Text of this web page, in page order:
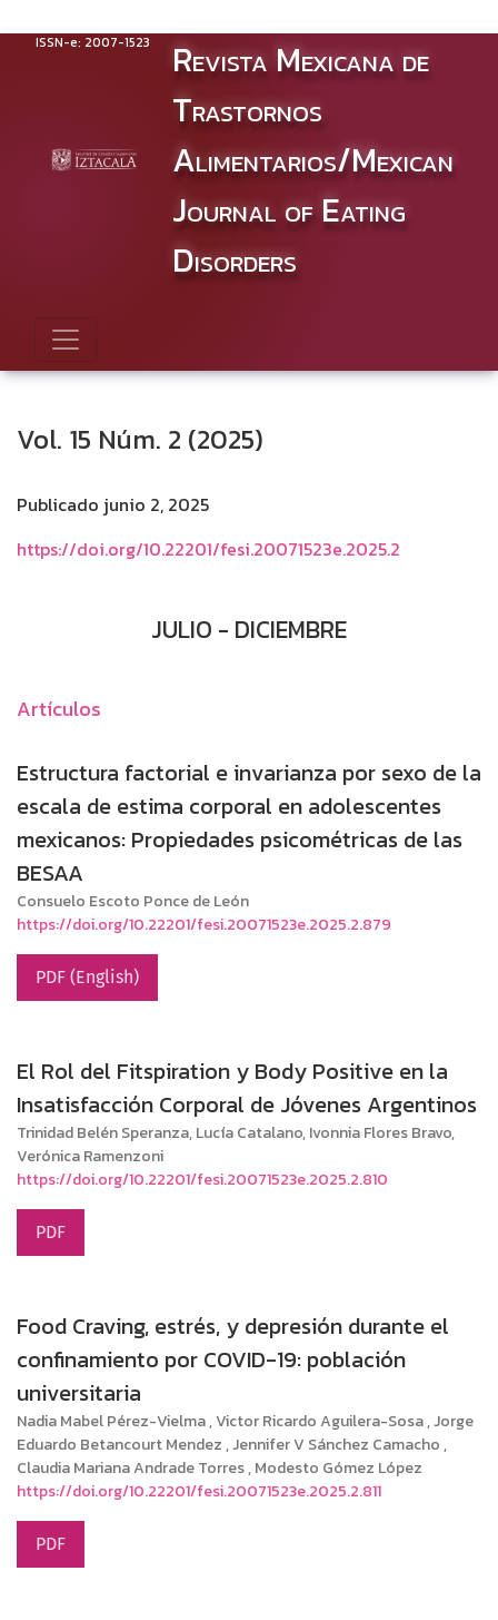
ISSN-e: 2007-1523
Vol. 15 Núm. 2 (2025): JULIO - DICIEMBRE
Revista Mexicana de
Trastornos
Alimentarios/Mexican
Journal of Eating
Disorders
Vol. 15 Núm. 2 (2025)
Publicado junio 2, 2025
https://doi.org/10.22201/fesi.20071523e.2025.2
JULIO - DICIEMBRE
Artículos
Estructura factorial e invarianza por sexo de la
escala de estima corporal en adolescentes
mexicanos: Propiedades psicométricas de las
BESAA
Consuelo Escoto Ponce de León
https://doi.org/10.22201/fesi.20071523e.2025.2.879
PDF (English)
El Rol del Fitspiration y Body Positive en la
Insatisfacción Corporal de Jóvenes Argentinos
Trinidad Belén Speranza, Lucía Catalano, Ivonnia Flores Bravo,
Verónica Ramenzoni
https://doi.org/10.22201/fesi.20071523e.2025.2.810
PDF
Food Craving, estrés, y depresión durante el
confinamiento por COVID-19: población
universitaria
Nadia Mabel Pérez-Vielma , Victor Ricardo Aguilera-Sosa , Jorge
Eduardo Betancourt Mendez , Jennifer V Sánchez Camacho ,
Claudia Mariana Andrade Torres , Modesto Gómez López
https://doi.org/10.22201/fesi.20071523e.2025.2.811
PDF